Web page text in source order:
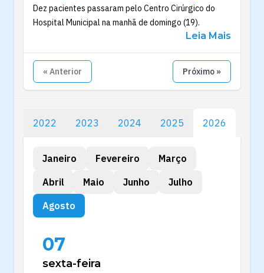
Dez pacientes passaram pelo Centro Cirúrgico do
Hospital Municipal na manhã de domingo (19).
Leia Mais
« Anterior Próximo »
2022 2023 2024 2025 2026
Janeiro Fevereiro
Março
Abril
Maio Junho
Julho
Agosto
07
sexta-feira